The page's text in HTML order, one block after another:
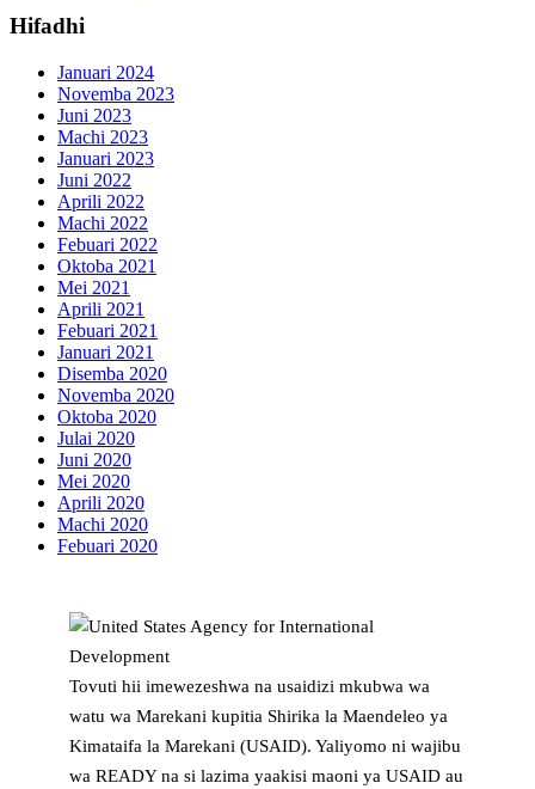
Hifadhi
Januari 2024
Novemba 2023
Juni 2023
Machi 2023
Januari 2023
Juni 2022
Aprili 2022
Machi 2022
Febuari 2022
Oktoba 2021
Mei 2021
Aprili 2021
Febuari 2021
Januari 2021
Disemba 2020
Novemba 2020
Oktoba 2020
Julai 2020
Juni 2020
Mei 2020
Aprili 2020
Machi 2020
Febuari 2020
Tovuti hii imewezeshwa na usaidizi mkubwa wa
watu wa Marekani kupitia Shirika la Maendeleo ya
Kimataifa la Marekani (USAID). Yaliyomo ni wajibu
wa READY na si lazima yaakisi maoni ya USAID au